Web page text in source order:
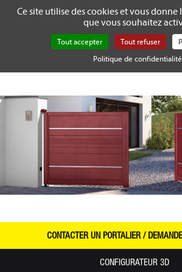
CONTACTER UN PORTALIER /
CONFIGURATEUR 3D
Gestion de vos préférences sur les cookies
Ce site utilise des cookies et vous donne
que vous souhaitez
Tout accepter Tout refuser
Politique de confidentialité